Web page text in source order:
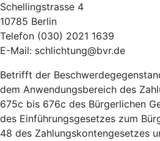
Schellingstrasse 4
10785 Berlin
Telefon (030) 2021 1639
E-Mail: schlichtung@bvr.de
Betrifft der
dem Anwendungsbereich des
675c bis 676c des Bürgerlichen
des Einführungsgesetzes zum
48 des Zahlungskontengesetzes